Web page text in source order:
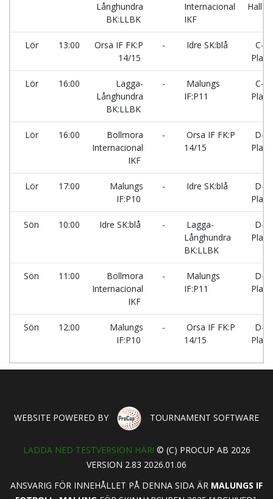
Långhundra
BK:LLBK
Internacional
IKF
Hallen
Lör 13:00
Orsa IF FK:P
14/15
- Idre SK:blå
C-
Plan
Lör 16:00
Lagga-
Långhundra
BK:LLBK
-
Malungs
IF:P11
C-
Plan
Lör 16:00
Bollmora
Internacional
IKF
-
Orsa IF FK:P
14/15
D-
Plan
Lör 17:00
Malungs
IF:P10
- Idre SK:blå
D-
Plan
Sön 10:00 Idre SK:blå -
Lagga-
Långhundra
BK:LLBK
D-
Plan
Sön 11:00
Bollmora
Internacional
IKF
-
Malungs
IF:P11
D-
Plan
Sön 12:00
Malungs
IF:P10
-
Orsa IF FK:P
14/15
D-
Plan
WEBSITE POWERED BY TOURNAMENT SOFTWARE
LADDA NED TESTVERSION HÄR! © (C) PROCUP AB 2026
VERSION 2.83 2026.01.06
ANSVARIG FÖR INNEHÅLLET PÅ DENNA SIDA ÄR MALUNGS IF